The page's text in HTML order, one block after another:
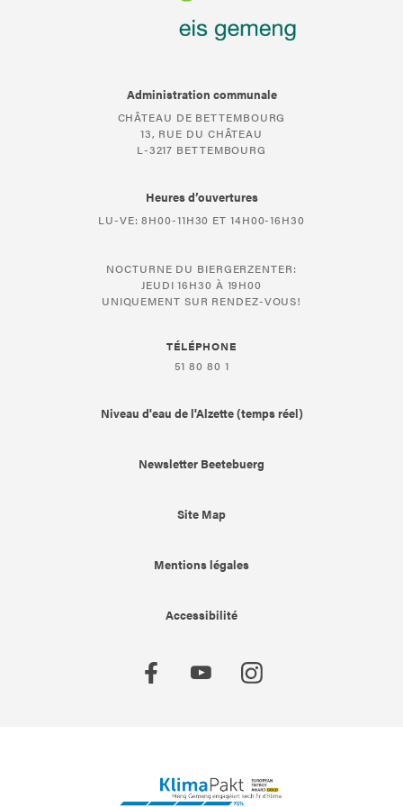
Administration communale
CHÂTEAU DE BETTEMBOURG
13, RUE DU CHÂTEAU
L-3217 BETTEMBOURG
Heures d’ouvertures
LU-VE: 8H00-11H30 ET 14H00-16H30
NOCTURNE DU BIERGERZENTER:
JEUDI 16H30 À 19H00
UNIQUEMENT SUR RENDEZ-VOUS!
TÉLÉPHONE
51 80 80 1
Niveau d'eau de l'Alzette (temps réel)
Newsletter Beetebuerg
Site Map
Mentions légales
Accessibilité